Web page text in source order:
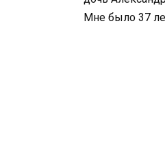
Мне было 37